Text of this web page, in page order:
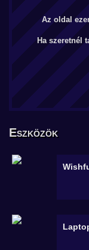
Az oldal
Ha szeretnél
Eszközök